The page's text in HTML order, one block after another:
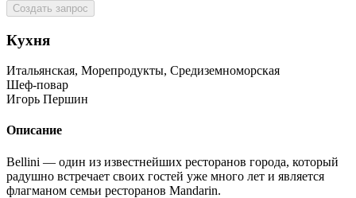
Создать запрос
Кухня
Итальянская, Морепродукты, Средиземноморская
Шеф-повар
Игорь Першин
Описание
Bellini — один из известнейших ресторанов города, который
радушно встречает своих гостей уже много лет и является
флагманом семьи ресторанов Mandarin.